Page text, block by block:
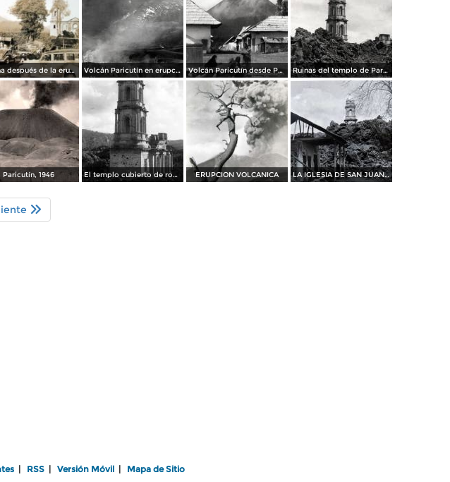
Escena después de la erupción del volcán Paricutín, en Michoacán (circa 1945) Volcán Paricutín en erupción Volcán Paricutín desde Parangaricutiro Ruinas del templo de Parangaricutiro despúes de la erupción del volcán Paricutín
Paricutín, 1946 El templo cubierto de roca volcánica ERUPCION VOLCANICA LA IGLESIA DE SAN JUAN Y LA LAVA SOLIDIFICADA
RSS Versión Móvil Mapa de Sitio